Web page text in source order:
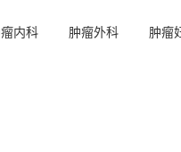
内科 肿瘤外科 肿瘤